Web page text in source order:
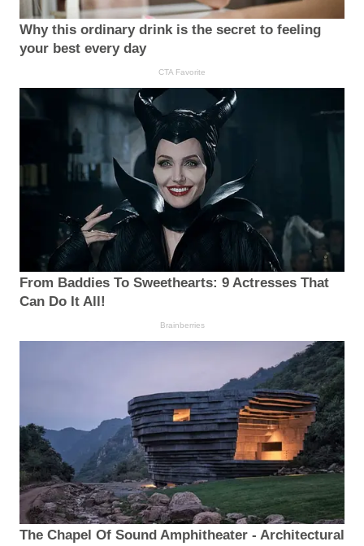
Why this ordinary drink is the secret to feeling
your best every day
CTA Favorite
From Baddies To Sweethearts: 9 Actresses That
Can Do It All!
Brainberries
The Chapel Of Sound Amphitheater - Architectural